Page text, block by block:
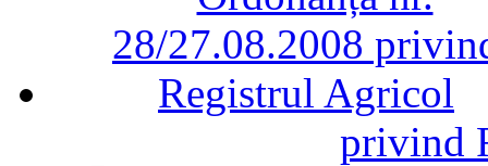
privind